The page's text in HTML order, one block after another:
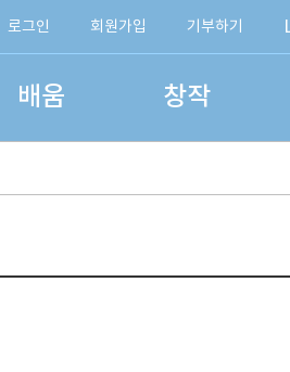
로그인 회원가입 기부하기
배움 창작